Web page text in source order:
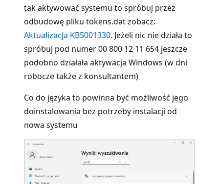
tak aktywować systemu to spróbuj przez
odbudowę pliku tokens.dat zobacz:
Aktualizacja KB5001330. Jeżeli nic nie działa to
spróbuj pod numer 00 800 12 11 654 jeszcze
podobno działała aktywacja Windows (w dni
robocze także z konsultantem)
Co do języka to powinna być możliwość jego
doinstalowania bez potrzeby instalacji od
nowa systemu